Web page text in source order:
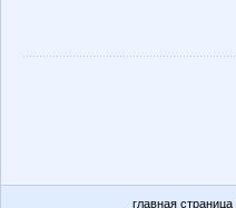
главная страница